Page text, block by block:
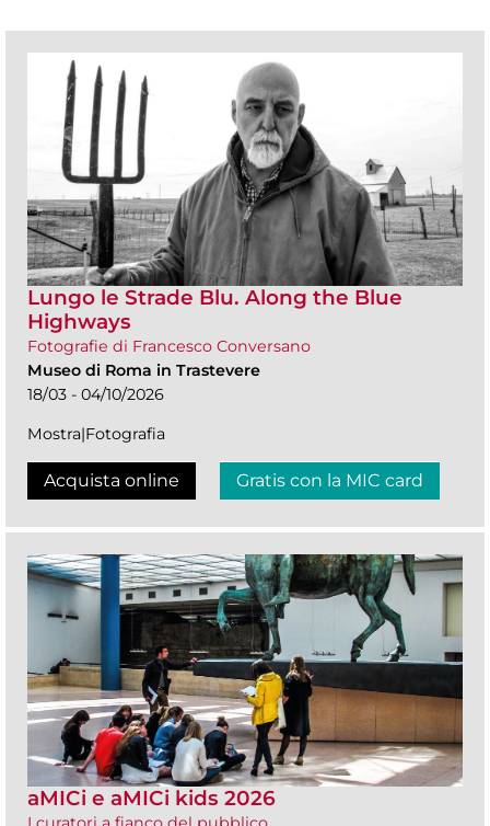
Lungo le Strade Blu. Along the Blue
Highways
Fotografie di Francesco Conversano
Museo di Roma in Trastevere
18/03 - 04/10/2026
Mostra|Fotografia
Acquista online Gratis con la MIC card
aMICi e aMICi kids 2026